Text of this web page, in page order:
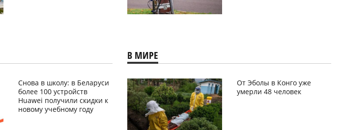
Снова в школу: в Беларуси
более 100 устройств
Huawei получили скидки к
новому учебному году
В МИРЕ
От Эболы в Конго уже
умерли 48 человек